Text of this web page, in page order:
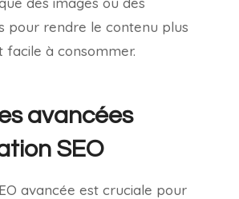
pour rendre le contenu plus
à consommer.
avancées
SEO
avancée est cruciale pour